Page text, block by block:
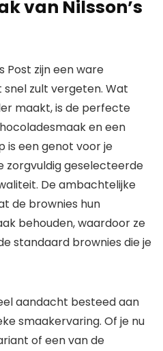
van Nilsson’s
Post zijn een ware
snel zult vergeten. Wat
maakt, is de perfecte
en een
is een genot voor je
zorgvuldig geselecteerde
De ambachtelijke
de brownies hun
behouden, waardoor ze
standaard brownies die je
aandacht besteed aan
smaakervaring. Of je nu
of een van de